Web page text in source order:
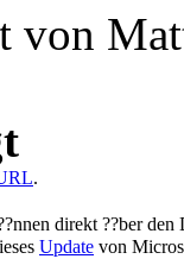
von
.
direkt ??ber
Update von